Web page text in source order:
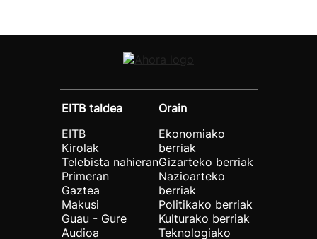
EITB taldea
EITB
Kirolak
Telebista nahieran
Primeran
Gaztea
Makusi
Guau - Gure
Audioa
Orain
Ekonomiako
berriak
Gizarteko berriak
Nazioarteko
berriak
Politikako berriak
Kulturako berriak
Teknologiako